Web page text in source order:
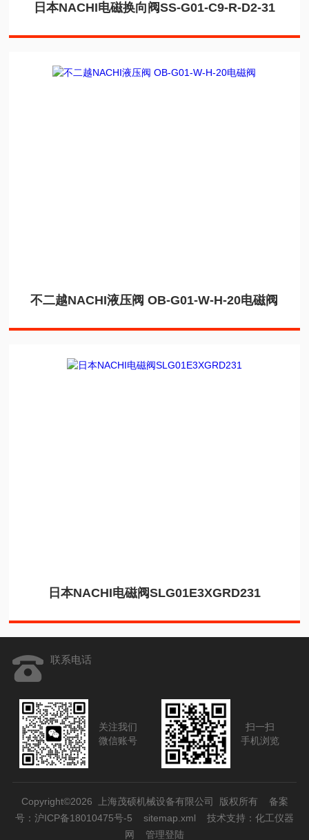
日本NACHI电磁换向阀SS-G01-C9-R-D2-31
不二越NACHI液压阀 OB-G01-W-H-20电磁阀
日本NACHI电磁阀SLG01E3XGRD231
联系电话
关注我们
微信账号
扫一扫
手机浏览
Copyright©2026 上海茂硕机械设备有限公司 版权所有 备案
号：沪ICP备18010475号-5
sitemap.xml 技术支持： 化工仪器
网
管理登陆